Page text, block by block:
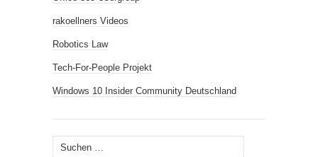
rakoellners Videos
Robotics Law
Tech-For-People Projekt
Windows 10 Insider Community Deutschland
Suchen